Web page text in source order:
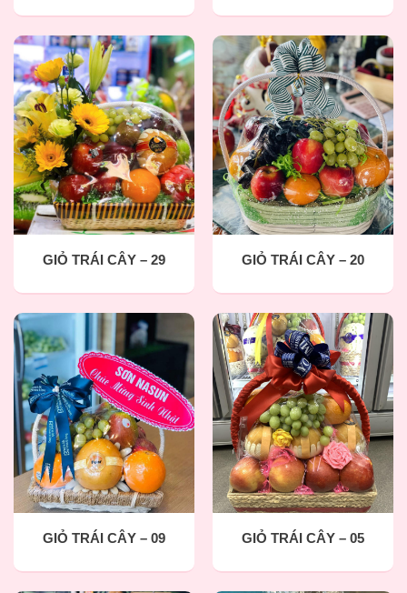
GIỎ TRÁI CÂY – 29 GIỎ TRÁI CÂY – 20
GIỎ TRÁI CÂY – 09 GIỎ TRÁI CÂY – 05